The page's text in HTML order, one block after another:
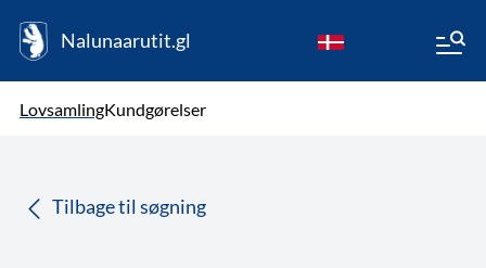
Nalunaarutit.gl
LovsamlingKundgørelser
Tilbage til søgning